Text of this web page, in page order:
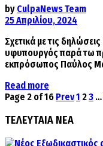
by CulpaNews Team
25 Απριλίου, 2024
Σχετικά με τις
υφυπουργός παρά τω
εκπρόσωπος Παύλος
Read more
Page 2 of 16 Prev1 23 …
ΤΕΛΕΥΤΑΙΑ ΝΕΑ